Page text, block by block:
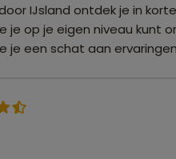
IJsland ontdek je in
je op je eigen niveau kunt
je een schat aan